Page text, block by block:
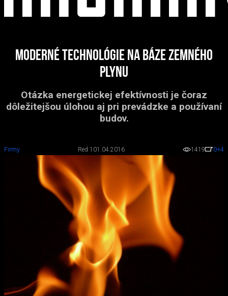
Moderné technológie na báze zemného
plynu
Otázka energetickej efektívnosti je čoraz
dôležitejšou úlohou aj pri prevádzke a používaní
budov.
Firmy Red 1 01.04.2016 1419 0+4